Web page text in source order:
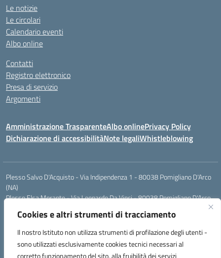
Cookies e altri strumenti di tracciamento
Il nostro Istituto non utilizza strumenti di profilazione degli utenti -
sono utilizzati esclusivamente cookies tecnici necessari al
corretto funzionamento del sito, alla fruibilità dei servizi
Le notizie
Le circolari
Calendario eventi
Albo online
Contatti
Registro elettronico
Presa di servizio
Argomenti
Amministrazione TrasparenteAlbo onlinePrivacy Policy
Dichiarazione di accessibilitàNote legaliWhistleblowing
Plesso Salvo D'Acquisto - Via Indipendenza 1 - 80038 Pomigliano D'Arco
(NA)
Plesso Elsa Morante - Via Leonardo Da Vinci - 80038 Pomigliano D'Arco
Plesso Leone - Via Pascoli - 80038 Pomigliano D'Arco (NA)
Tel.:0813177304 - Mail: naic8g1003@istruzione.it - Pec:
Codice Univoco ufficio: UIECQ7